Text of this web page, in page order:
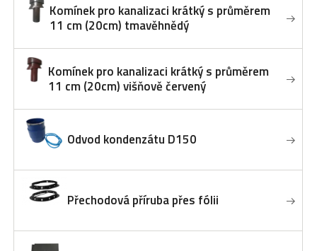
Komínek pro kanalizaci krátký s průměrem
11 cm (20cm) tmavěhnědý
Komínek pro kanalizaci krátký s průměrem
11 cm (20cm) višňově červený
Odvod kondenzátu D150
Přechodová příruba přes fólii